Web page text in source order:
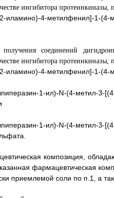
иламино)-4-метилфенил]-1-(4-
иламино)-4-метилфенил]-1-(4-
1-ил)-N-(4-метил-3-
1-ил)-N-(4-метил-3-
композиция,
фармацевтическая
приемлемой соли по п.1, а